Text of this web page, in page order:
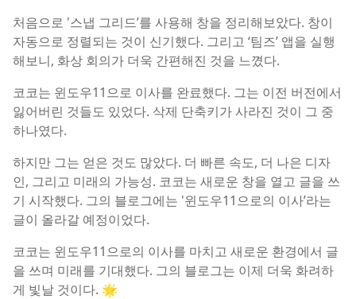
처음으로 '스냅 그리드’를 사용해 창을 정리해보았다. 창이
자동으로 정렬되는 것이 신기했다. 그리고 ‘팀즈’ 앱을 실행
해보니, 화상 회의가 더욱 간편해진 것을 느꼈다.
코코는 윈도우11으로 이사를 완료했다. 그는 이전 버전에서
잃어버린 것들도 있었다. 삭제 단축키가 사라진 것이 그 중
하나였다.
하지만 그는 얻은 것도 많았다. 더 빠른 속도, 더 나은 디자
인, 그리고 미래의 가능성. 코코는 새로운 창을 열고 글을 쓰
기 시작했다. 그의 블로그에는 '윈도우11으로의 이사’라는
글이 올라갈 예정이었다.
코코는 윈도우11으로의 이사를 마치고 새로운 환경에서 글
을 쓰며 미래를 기대했다. 그의 블로그는 이제 더욱 화려하
게 빛날 것이다. 🌟